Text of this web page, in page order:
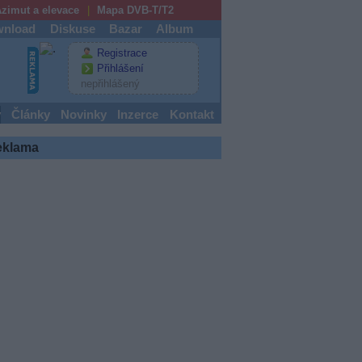
a elevace Mapa DVB-T/T2
Diskuse Bazar Album
Registrace
Přihlášení
nepřihlášený
Články Novinky Inzerce Kontakt